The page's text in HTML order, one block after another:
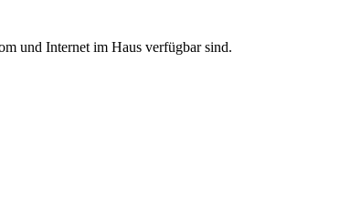
und Internet im Haus verfügbar sind.